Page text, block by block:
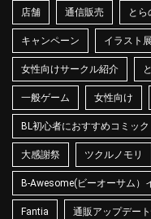
店舗 通信販売 とら
キャンペーン イラスト展
女性向けサークル紹介
一般ゲーム 女性向け
BL初心者におすすめコミック
大感謝祭 ツクルノモリ
B-Awesome(ビーオーサム）
Fantia 通販アップデー